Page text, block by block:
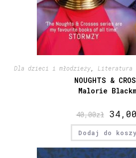
Dla dzieci i młodzieży Literatura
NOUGHTS &
Malorie
40,00zł 34,00
Dodaj do